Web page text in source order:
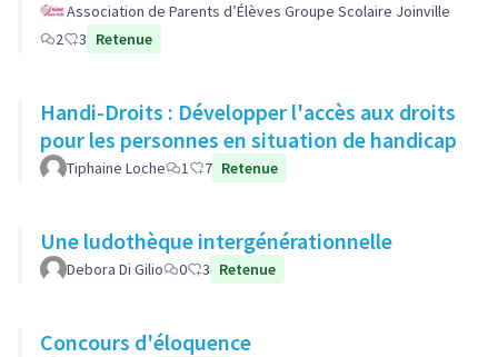
Association de Parents d’Élèves Groupe Scolaire Joinville
2
3 Retenue
Handi-Droits : Développer l'accès aux droits
pour les personnes en situation de handicap
Tiphaine Loche 1 7 Retenue
Une ludothèque intergénérationnelle
Debora Di Gilio 0 3 Retenue
Concours d'éloquence